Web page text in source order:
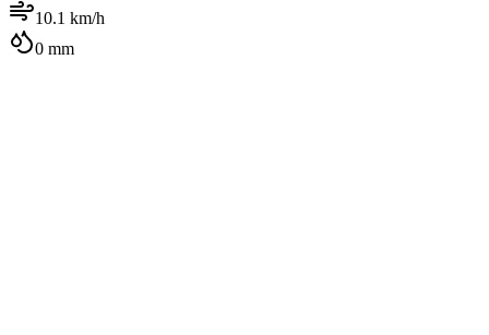
10.1 km/h
0 mm